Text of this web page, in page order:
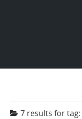
7 results fortag: